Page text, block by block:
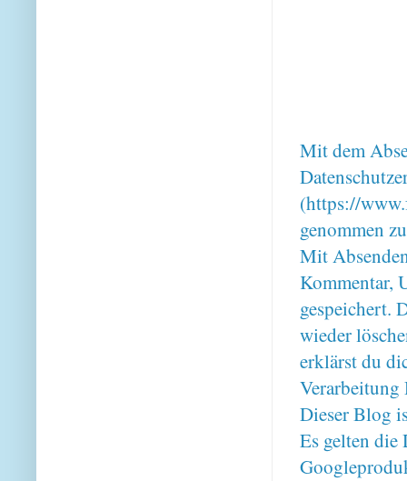
Mit dem
(https://
genommen
Mit
Kommentar,
gespeichert.
wieder
erklärst du
Verarbeitung
Dieser Blog
Es gelten